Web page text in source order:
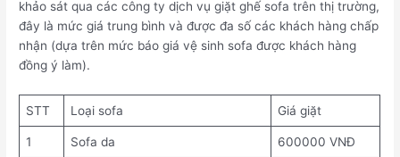
khảo sát qua các công ty dịch vụ giặt ghế sofa trên thị trường,
đây là mức giá trung bình và được đa số các khách hàng chấp
nhận (dựa trên mức báo giá vệ sinh sofa được khách hàng
đồng ý làm).
STT Loại sofa Giá giặt
1 Sofa da 600000 VNĐ